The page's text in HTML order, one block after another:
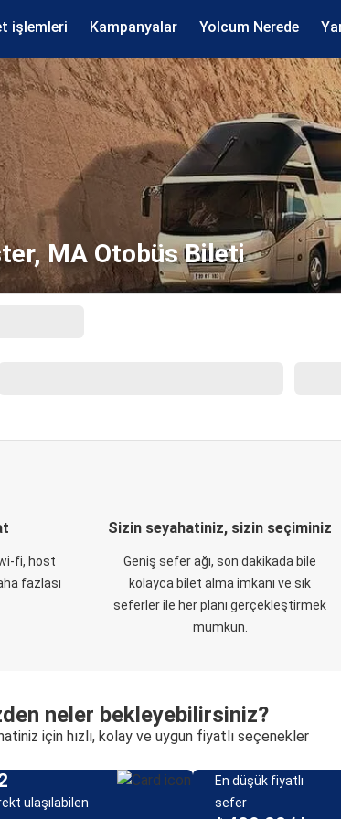
işlemleri Kampanyalar Yolcum Nerede
MA Otobüs Bileti
fi, host
fazlası
Sizin seyahatiniz, sizin seçiminiz
Geniş sefer ağı, son dakikada bile
kolayca bilet alma imkanı ve sık
seferler ile her planı gerçekleştirmek
mümkün.
neler bekleyebilirsiniz?
için hızlı, kolay ve uygun fiyatlı seçenekler
ulaşılabilen
En düşük fiyatlı
sefer